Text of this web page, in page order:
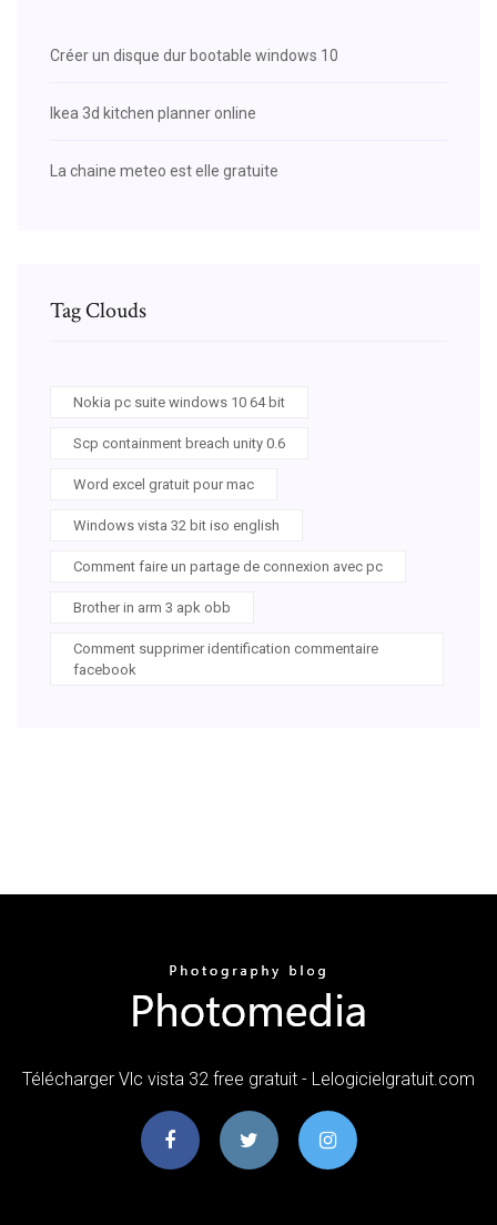
Créer un disque dur bootable windows 10
Ikea 3d kitchen planner online
La chaine meteo est elle gratuite
Tag Clouds
Nokia pc suite windows 10 64 bit
Scp containment breach unity 0.6
Word excel gratuit pour mac
Windows vista 32 bit iso english
Comment faire un partage de connexion avec pc
Brother in arm 3 apk obb
Comment supprimer identification commentaire
facebook
Télécharger Vlc vista 32 free gratuit - Lelogicielgratuit.com